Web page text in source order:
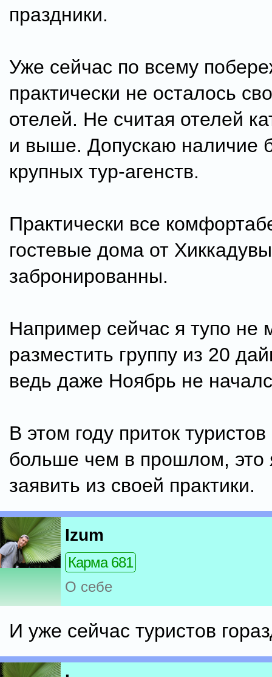
праздники.
Уже сейчас по всему
практически не осталось
отелей. Не считая отелей
и выше. Допускаю наличие
крупных тур-агенств.
Практически все
гостевые дома от
забронированны.
Например сейчас я тупо не
разместить группу из 20
ведь даже Ноябрь не
В этом году приток
больше чем в прошлом, это
заявить из своей практики.
Izum
Карма 681
О себе
И уже сейчас туристов